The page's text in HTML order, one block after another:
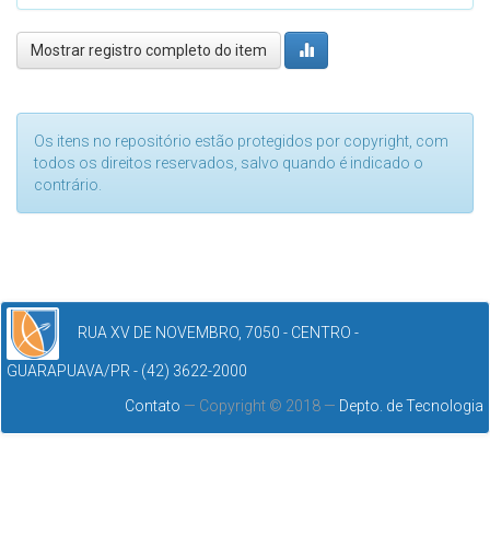
Mostrar registro completo do item
Os itens no repositório estão protegidos por copyright, com
todos os direitos reservados, salvo quando é indicado o
contrário.
RUA XV DE NOVEMBRO, 7050 - CENTRO -
GUARAPUAVA/PR - (42) 3622-2000
Contato — Copyright © 2018 — Depto. de Tecnologia